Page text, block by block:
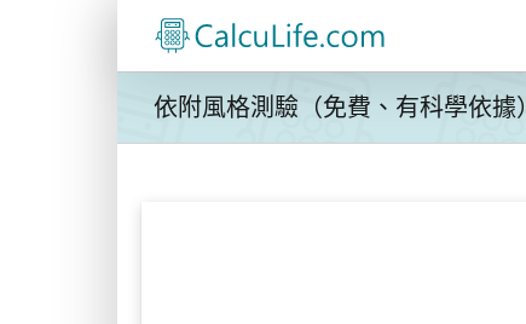
依附風格測驗（免費、有科學依據）